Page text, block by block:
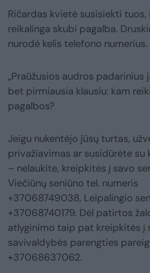
Ričardas kvietė susisiekti tuos,
reikalinga skubi pagalba.
nurodė kelis telefono numerius.
„Praūžusios audros padarinius
bet pirmiausia klausiu: kam
pagalbos?
Jeigu nukentėjo jūsų turtas,
privažiavimas ar susidūrėte su
– nelaukite, kreipkitės į savo
Viečiūnų seniūno tel. numeris
+37068749038, Leipalingio
+37068740179. Dėl patirtos
atlyginimo taip pat kreipkitės į
savivaldybės parengties
+37068637062.